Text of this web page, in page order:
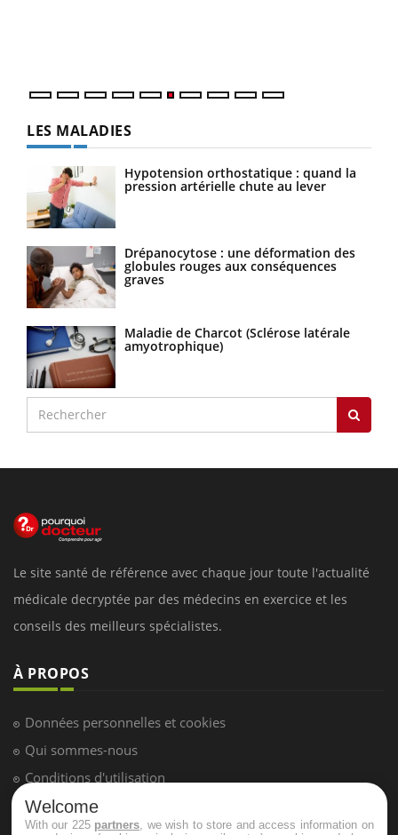
LES MALADIES
Hypotension orthostatique : quand la
pression artérielle chute au lever
Drépanocytose : une déformation des
globules rouges aux conséquences
graves
Maladie de Charcot (Sclérose latérale
amyotrophique)
Le site santé de référence avec chaque jour toute l'actualité
médicale decryptée par des médecins en exercice et les
conseils des meilleurs spécialistes.
À PROPOS
Données personnelles et cookies
Qui sommes-nous
Conditions d'utilisation
Plan du site
Welcome
With our 225 partners , we wish to store and access information on